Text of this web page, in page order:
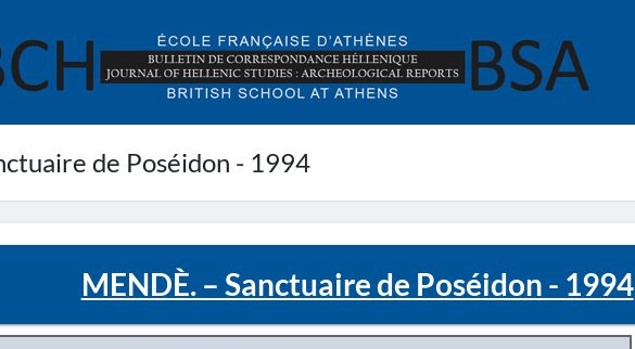
de Poséidon - 1994
MENDÈ. – Sanctuaire de Poséidon - 1994